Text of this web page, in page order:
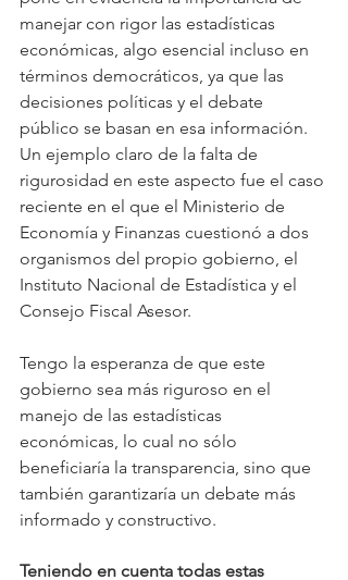
manejar con rigor las estadísticas
económicas, algo esencial incluso en
términos democráticos, ya que las
decisiones políticas y el debate
público se basan en esa información.
Un ejemplo claro de la falta de
rigurosidad en este aspecto fue el caso
reciente en el que el Ministerio de
Economía y Finanzas cuestionó a dos
organismos del propio gobierno, el
Instituto Nacional de Estadística y el
Consejo Fiscal Asesor.
Tengo la esperanza de que este
gobierno sea más riguroso en el
manejo de las estadísticas
económicas, lo cual no sólo
beneficiaría la transparencia, sino que
también garantizaría un debate más
informado y constructivo.
Teniendo en cuenta todas estas